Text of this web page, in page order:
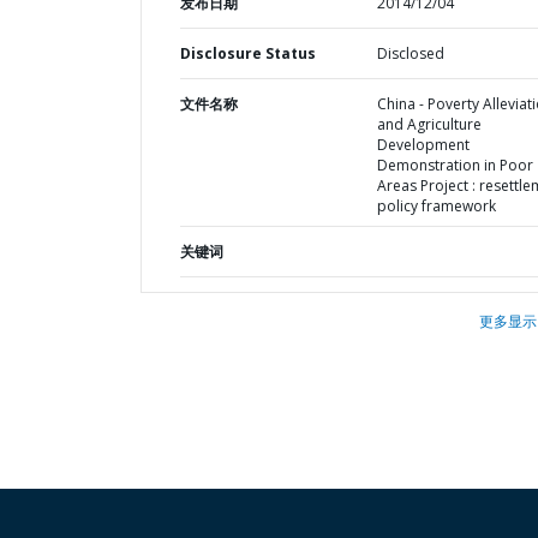
Disclosure Status Disclosed
文件名称
China - Poverty
and Agriculture
Development
Demonstration in Poor
Areas Project :
policy framework
关键词
更多显示